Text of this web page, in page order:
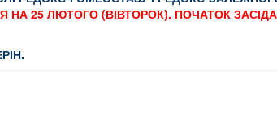
НА 25 ЛЮТОГО (ВІВТОРОК). ПОЧАТОК